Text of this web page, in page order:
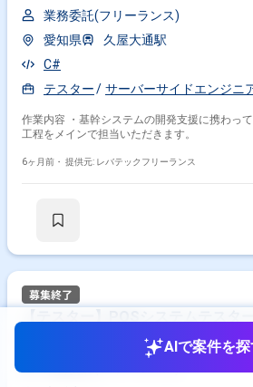
業務委託(フリーランス)
愛知県
久屋大通駅
C#
テスター
サーバーサイドエンジニ
作業内容 ・基幹システムの開発支援に携わっ
工程をメインで担当いただきます。
6ヶ月前・ 提供元: レバテックフリーランス
【テスター】POSシステムテスタ
AIで案件を探